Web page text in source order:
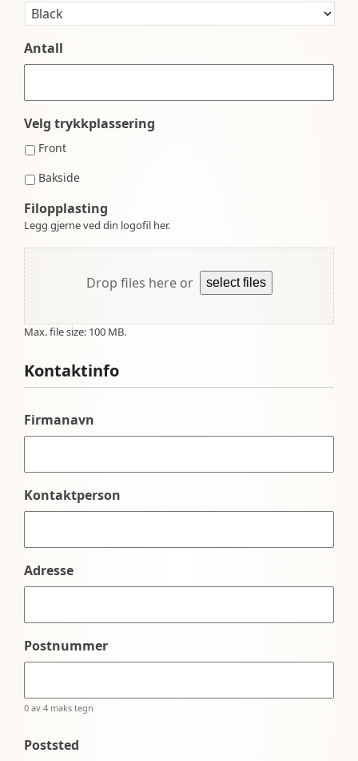
Antall
Velg trykkplassering
Front
Bakside
Filopplasting
Legg gjerne ved din logofil her.
Drop files here or select files
Max. file size: 100 MB.
Kontaktinfo
Firmanavn
Kontaktperson
Adresse
Postnummer
0 av 4 maks tegn
Poststed